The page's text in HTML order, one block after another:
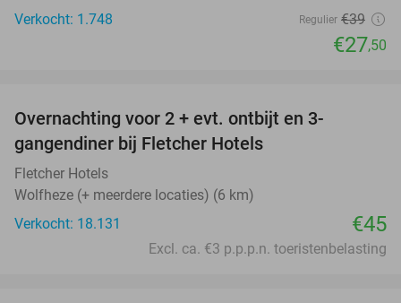
Verkocht: 1.748
Regulier €39
€27,50
Overnachting voor 2 + evt. ontbijt en 3-
gangendiner bij Fletcher Hotels
Fletcher Hotels
Wolfheze (+ meerdere locaties) (6 km)
Verkocht: 18.131
€45
Excl. ca. €3 p.p.p.n. toeristenbelasting